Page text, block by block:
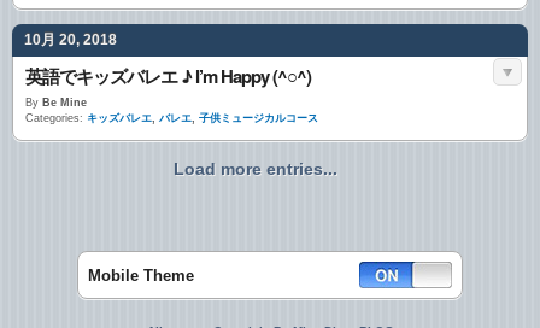
10月 20, 2018
英語でキッズバレエ ♪ I’m Happy (^○^)
By Be Mine
Categories: キッズバレエ, バレエ, 子供ミュージカルコース
Load more entries...
Mobile Theme